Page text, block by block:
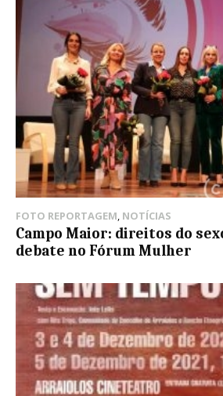
FOTO REPORTAGEM, NOTÍCIAS
Campo Maior: direitos do
debate no Fórum Mulher